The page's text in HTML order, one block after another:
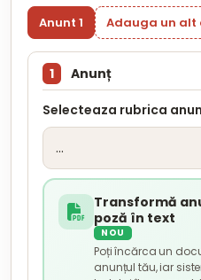
Anunt 1 Adauga un alt
1 Anunț
Selecteaza rubrica
Transformă
poză în text
NOU
Poți încărca un
anunțul tău, iar